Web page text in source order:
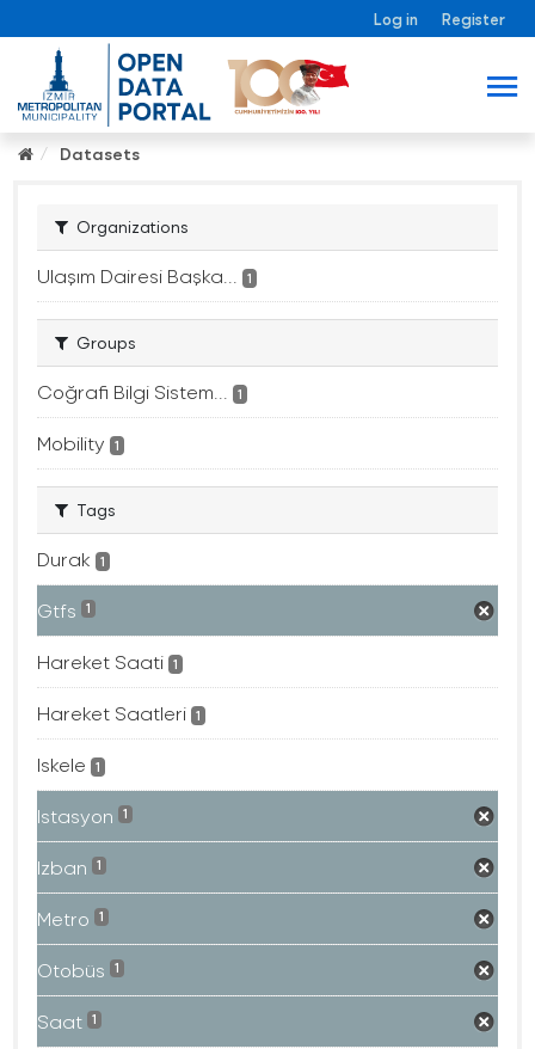
Log in Register
Datasets
Organizations
Ulaşım Dairesi Başka... 1
Groups
Coğrafi Bilgi Sistem... 1
Mobility 1
Tags
Durak 1
Gtfs 1
Hareket Saati 1
Hareket Saatleri 1
Iskele 1
Istasyon 1
Izban 1
Metro 1
Otobüs 1
Saat 1